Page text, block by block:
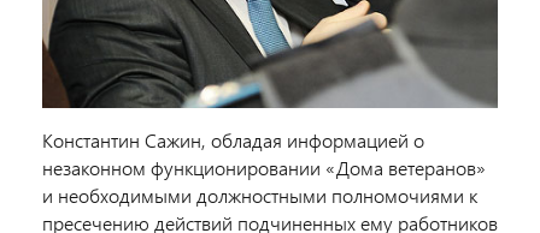
Константин Сажин, обладая информацией о
незаконном функционировании «Дома ветеранов»
и необходимыми должностными полномочиями к
пресечению действий подчиненных ему работников